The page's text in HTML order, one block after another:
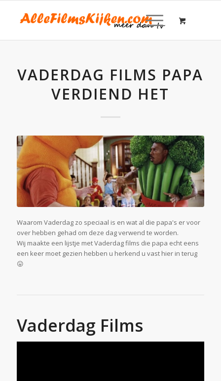
VADERDAG FILMS PAPA
VERDIEND HET
Waarom Vaderdag zo speciaal is en wat al die papa's er voor
over hebben gehad om deze dag verwend te worden.
Wij maakte een lijstje met Vaderdag films die papa echt eens
een keer moet gezien hebben u herkend u vast hier in terug
😛
Vaderdag Films